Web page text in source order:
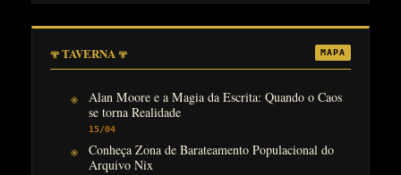
𖥬 TAVERNA 𖥬 MAPA
Alan Moore e a Magia da Escrita: Quando o Caos
se torna Realidade
15/04
Conheça Zona de Barateamento Populacional do
Arquivo Nix